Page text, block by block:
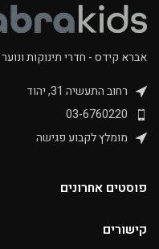
אברא קידס - חדרי תינוקות ונוער
רחוב התעשיה 31, יהוד
03-6760220
מומלץ לקבוע פגישה
פוסטים אחרונים
קישורים